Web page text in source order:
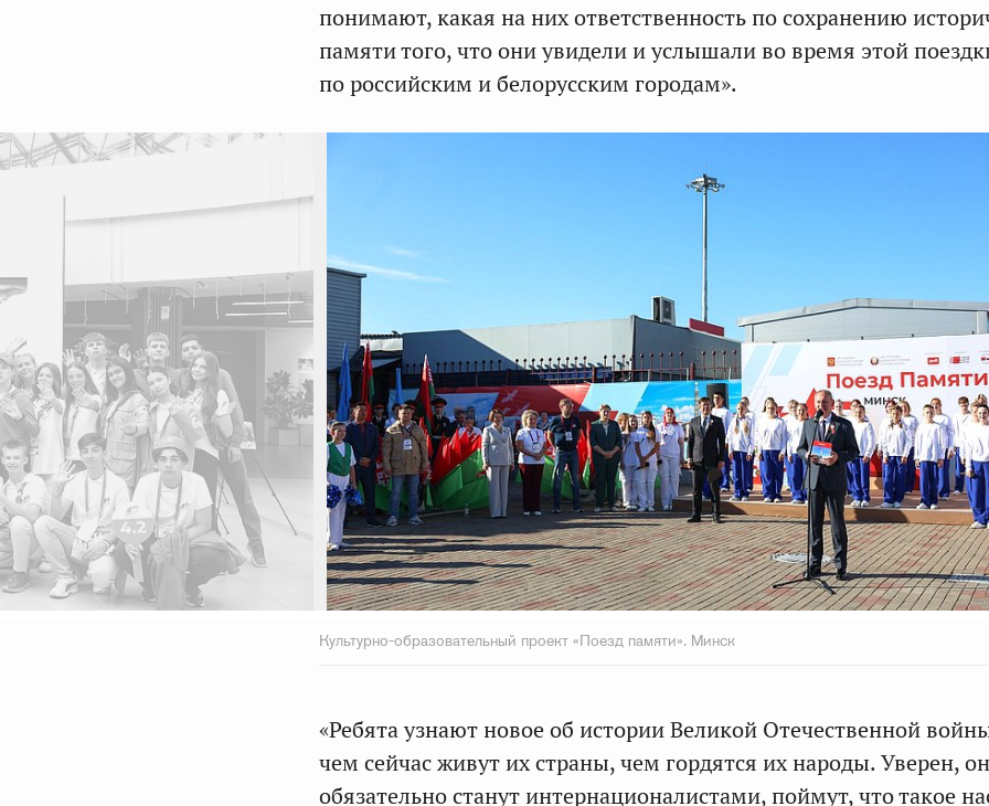
понимают, какая на них ответственность по сохранению
памяти того, что они увидели и услышали во время этой
по российским и белорусским городам».
Культурно-образовательный проект «Поезд памяти». Минск
«Ребята узнают новое об истории Великой Отечественной
чем сейчас живут их страны, чем гордятся их народы. Уверен,
обязательно станут интернационалистами, поймут, что такое